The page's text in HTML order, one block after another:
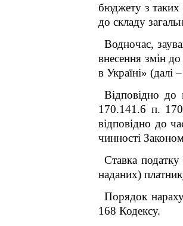
бюджету з таких
до складу
Водночас,
внесення змін
в Україні»
Відповідно
170.141 .6 п.
відповідно до
чинності
Ставка
наданих)
Порядок
168 Кодексу.